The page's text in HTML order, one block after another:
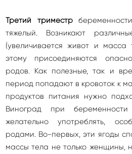
Третий триместр
тяжелый. Возникают
(увеличивается живот и масса
этому присоединяются
родов. Как полезные, так и
период попадают в кровоток к
продуктов питания нужно
Виноград при
желательно употреблять,
родами. Во-первых, эти ягоды
массы тела не только женщины,